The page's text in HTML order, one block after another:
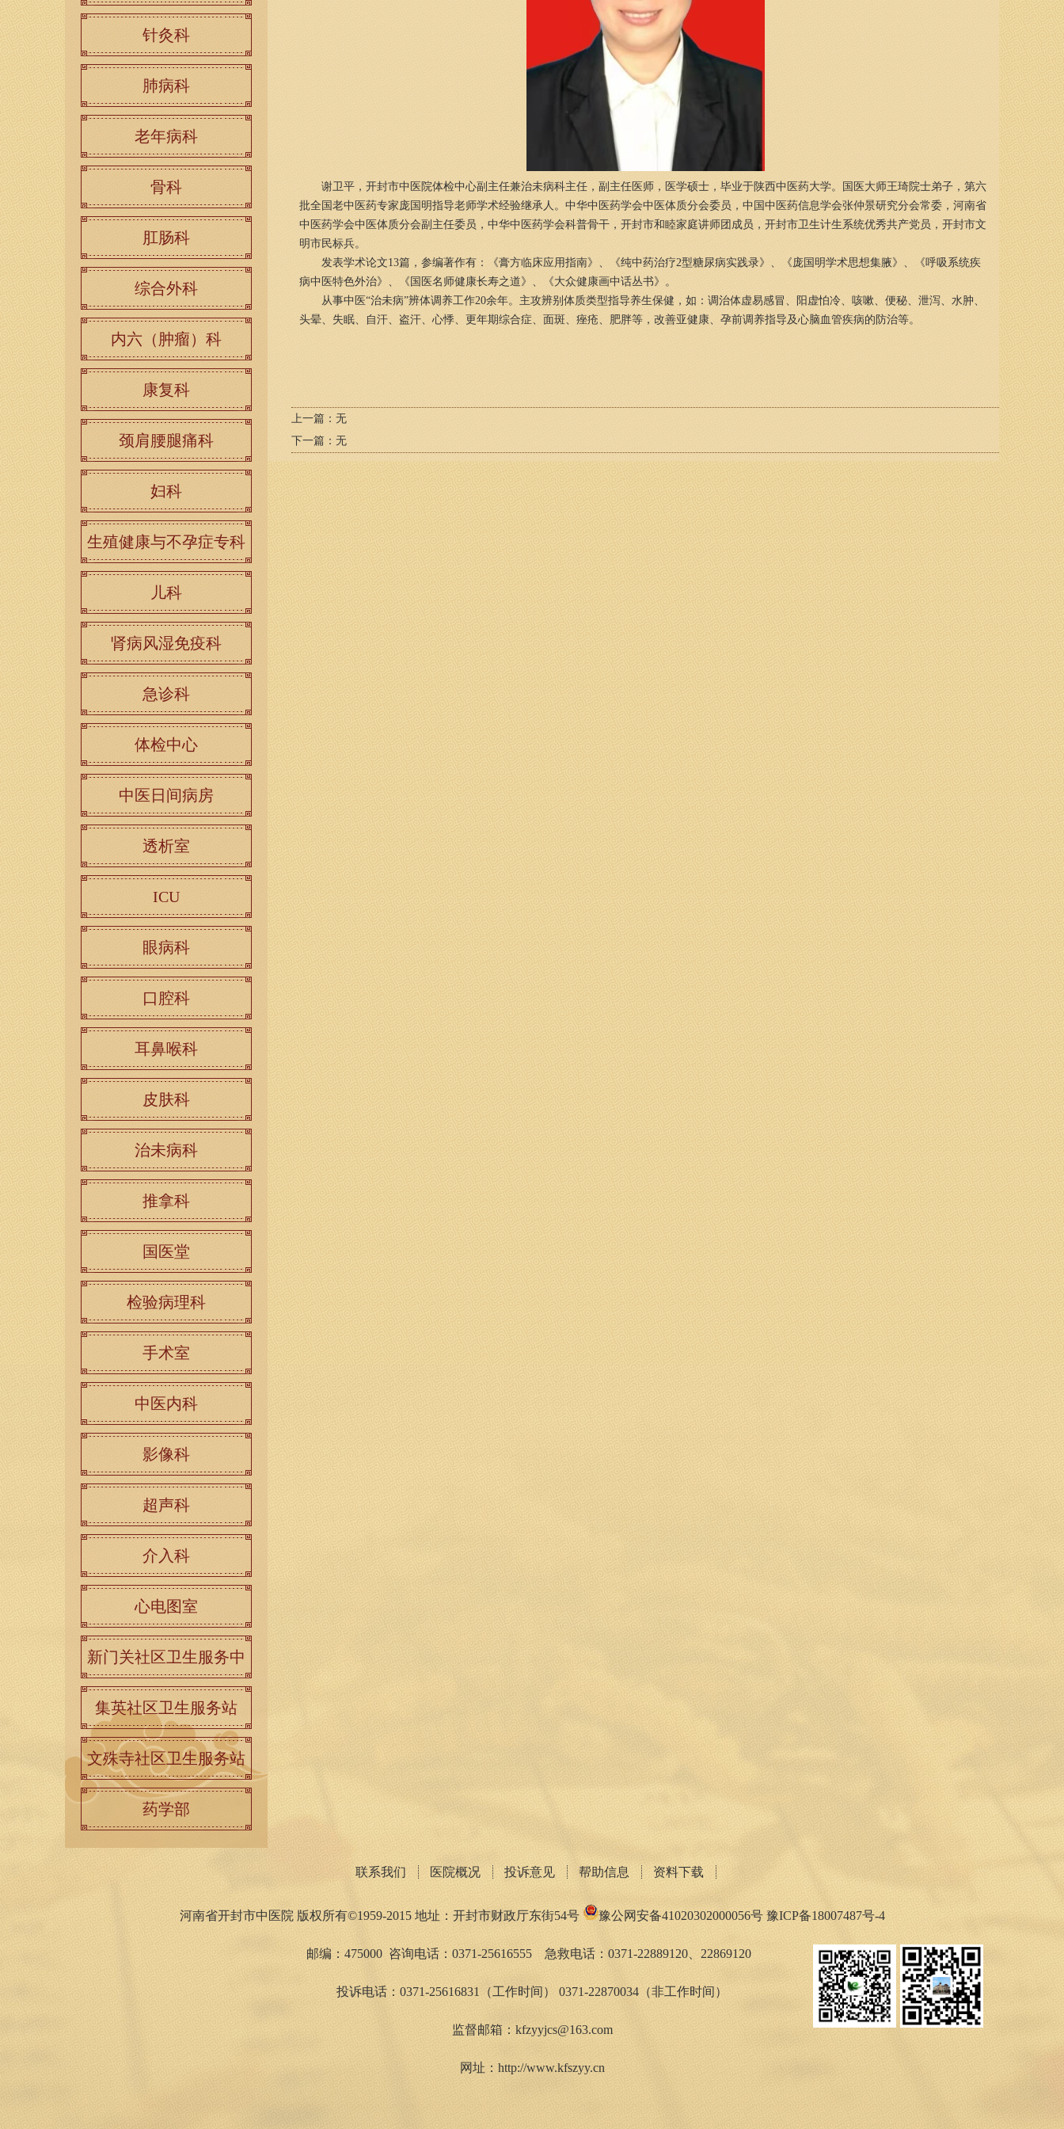
谢卫平，开封市中医院体检中心副主任兼治未病科主任，副主任医师，医学硕士，毕业于陕西中医药大学。国医大师王琦院士弟子，第六
批全国老中医药专家庞国明指导老师学术经验继承人。中华中医药学会中医体质分会委员，中国中医药信息学会张仲景研究分会常委，河南省
中医药学会中医体质分会副主任委员，中华中医药学会科普骨干，开封市和睦家庭讲师团成员，开封市卫生计生系统优秀共产党员，开封市文
明市民标兵。
发表学术论文13篇，参编著作有：《膏方临床应用指南》、《纯中药治疗2型糖尿病实践录》、《庞国明学术思想集腋》、《呼吸系统疾
病中医特色外治》、《国医名师健康长寿之道》、《大众健康画中话丛书》。
从事中医“治未病”辨体调养工作20余年。主攻辨别体质类型指导养生保健，如：调治体虚易感冒、阳虚怕冷、咳嗽、便秘、泄泻、水肿、
头晕、失眠、自汗、盗汗、心悸、更年期综合症、面斑、痤疮、肥胖等，改善亚健康、孕前调养指导及心脑血管疾病的防治等。
上一篇： 无
下一篇： 无
针灸科
肺病科
老年病科
骨科
肛肠科
综合外科
内六（肿瘤）科
康复科
颈肩腰腿痛科
妇科
生殖健康与不孕症专科
儿科
肾病风湿免疫科
急诊科
体检中心
中医日间病房
透析室
ICU
眼病科
口腔科
耳鼻喉科
皮肤科
治未病科
推拿科
国医堂
检验病理科
手术室
中医内科
影像科
超声科
介入科
心电图室
新门关社区卫生服务中
心
集英社区卫生服务站
文殊寺社区卫生服务站
药学部
联系我们 医院概况 投诉意见 帮助信息 资料下载
河南省开封市中医院 版权所有©1959-2015 地址：开封市财政厅东街54号 豫公网安备41020302000056号 豫ICP备18007487号-4
邮编：475000 咨询电话：0371-25616555 急救电话：0371-22889120、22869120
投诉电话：0371-25616831（工作时间） 0371-22870034（非工作时间）
监督邮箱：kfzyyjcs@163.com
网址：http://www.kfszyy.cn